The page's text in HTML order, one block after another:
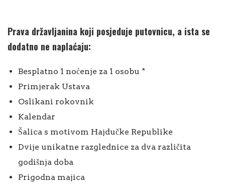
Prava državljanina koji posjeduje putovnicu, a ista se
dodatno ne naplaćaju:
Besplatno 1 noćenje za 1 osobu *
Primjerak Ustava
Oslikani rokovnik
Kalendar
Šalica s motivom Hajdučke Republike
Dvije unikatne razglednice za dva različita
godišnja doba
Prigodna majica